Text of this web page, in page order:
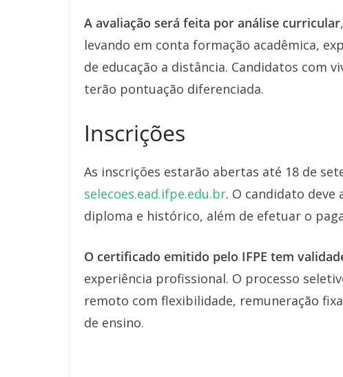
A avaliação será feita por análise curricular
levando em conta formação acadêmica,
de educação a distância. Candidatos com
terão pontuação diferenciada.
Inscrições
As inscrições estarão abertas até 18 de
selecoes.ead.ifpe.edu.br. O candidato
diploma e histórico, além de efetuar o
O certificado emitido pelo IFPE tem
experiência profissional. O processo
remoto com flexibilidade, remuneração
de ensino.